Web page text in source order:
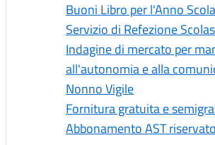
Buoni Libro per l'Anno
Servizio di Refezione
Indagine di mercato per
all'autonomia e alla
Nonno Vigile
Fornitura gratuita e
Abbonamento AST